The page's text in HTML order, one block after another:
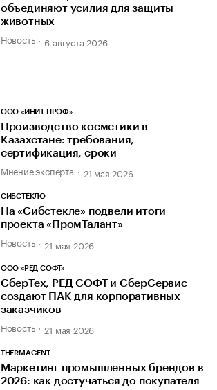
объединяют усилия для защиты
животных
Новость 6 августа 2026
ООО «ИНИТ ПРОФ»
Производство косметики в
Казахстане: требования,
сертификация, сроки
Мнение эксперта 21 мая 2026
СИБСТЕКЛО
На «Сибстекле» подвели итоги
проекта «ПромТалант»
Новость 21 мая 2026
ООО «РЕД СОФТ»
СберТех, РЕД СОФТ и СберСервис
создают ПАК для корпоративных
заказчиков
Новость 21 мая 2026
THERMAGENT
Маркетинг промышленных брендов в
2026: как достучаться до покупателя